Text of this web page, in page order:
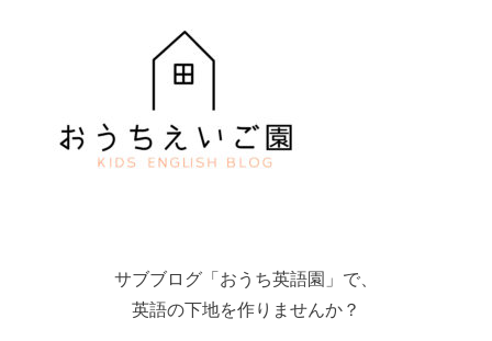
サブブログ「おうち英語園」で、
英語の下地を作りませんか？